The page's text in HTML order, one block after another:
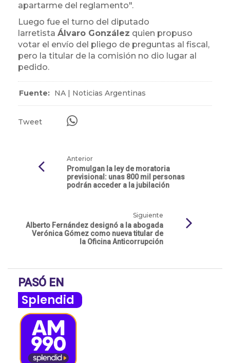
apartarme del reglamento".
Luego fue el turno del diputado
larretista Álvaro González quien propuso
votar el envío del pliego de preguntas al fiscal,
pero la titular de la comisión no dio lugar al
pedido.
Fuente: NA | Noticias Argentinas
Tweet
Anterior
Promulgan la ley de moratoria
previsional: unas 800 mil personas
podrán acceder a la jubilación
Siguiente
Alberto Fernández designó a la abogada
Verónica Gómez como nueva titular de
la Oficina Anticorrupción
PASÓ EN
Splendid